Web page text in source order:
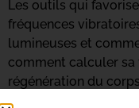
Les outils qui
fréquences
lumineuses et
comment calculer sa
régénération du
cellulaire.